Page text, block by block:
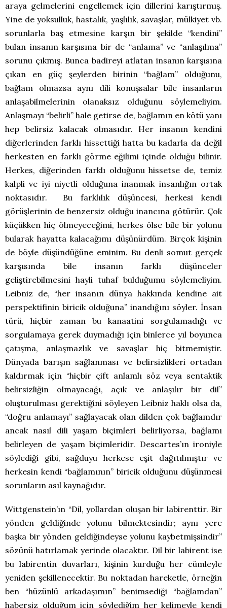
araya gelmelerini engellemek için dillerini karıştırmış.
Yine de yoksulluk, hastalık, yaşlılık, savaşlar, mülkiyet vb.
sorunlarla baş etmesine karşın bir şekilde “kendini”
bulan insanın karşısına bir de “anlama” ve “anlaşılma”
sorunu çıkmış. Bunca badireyi atlatan insanın karşısına
çıkan en güç şeylerden birinin “bağlam” olduğunu,
bağlam olmazsa aynı dili konuşsalar bile insanların
anlaşabilmelerinin olanaksız olduğunu söylemeliyim.
Anlaşmayı “belirli” hale getirse de, bağlamın en kötü yanı
hep belirsiz kalacak olmasıdır. Her insanın kendini
diğerlerinden farklı hissettiği hatta bu kadarla da değil
herkesten en farklı görme eğilimi içinde olduğu bilinir.
Herkes, diğerinden farklı olduğunu hissetse de, temiz
kalpli ve iyi niyetli olduğuna inanmak insanlığın ortak
noktasıdır. Bu farklılık düşüncesi, herkesi kendi
görüşlerinin de benzersiz olduğu inancına götürür. Çok
küçükken hiç ölmeyeceğimi, herkes ölse bile bir yolunu
bularak hayatta kalacağımı düşünürdüm. Birçok kişinin
de böyle düşündüğüne eminim. Bu denli somut gerçek
karşısında bile insanın farklı düşünceler
geliştirebilmesini hayli tuhaf bulduğumu söylemeliyim.
Leibniz de, “her insanın dünya hakkında kendine ait
perspektifinin biricik olduğuna” inandığını söyler. İnsan
türü, hiçbir zaman bu kanaatini sorgulamadığı ve
sorgulamaya gerek duymadığı için binlerce yıl boyunca
çatışma, anlaşmazlık ve savaşlar hiç bitmemiştir.
Dünyada barışın sağlanması ve belirsizlikleri ortadan
kaldırmak için “hiçbir çift anlamlı söz veya sentaktik
belirsizliğin olmayacağı, açık ve anlaşılır bir dil”
oluşturulması gerektiğini söyleyen Leibniz haklı olsa da,
“doğru anlamayı” sağlayacak olan dilden çok bağlamdır
ancak nasıl dili yaşam biçimleri belirliyorsa, bağlamı
belirleyen de yaşam biçimleridir. Descartes’ın ironiyle
söylediği gibi, sağduyu herkese eşit dağıtılmıştır ve
herkesin kendi “bağlamının” biricik olduğunu düşünmesi
sorunların asıl kaynağıdır.
Wittgenstein’ın “Dil, yollardan oluşan bir labirenttir. Bir
yönden geldiğinde yolunu bilmektesindir; aynı yere
başka bir yönden geldiğindeyse yolunu kaybetmişsindir”
sözünü hatırlamak yerinde olacaktır. Dil bir labirent ise
bu labirentin duvarları, kişinin kurduğu her cümleyle
yeniden şekillenecektir. Bu noktadan hareketle, örneğin
ben “hüzünlü arkadaşımın” benimsediği “bağlamdan”
habersiz olduğum için söylediğim her kelimeyle kendi